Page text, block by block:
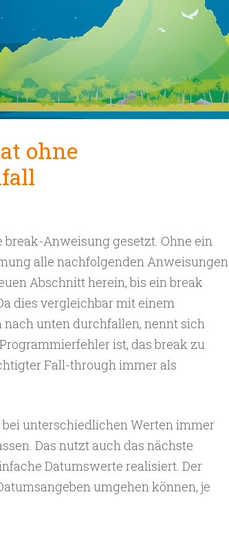
ohne
Anweisung gesetzt. Ohne ein
alle nachfolgenden Anweisungen
Abschnitt herein, bis ein break
dies vergleichbar mit einem
nach unten durchfallen, nennt sich
ist, das break zu
Fall-through immer als
unterschiedlichen Werten immer
Das nutzt auch das nächste
Datumswerte realisiert. Der
umgehen können, je